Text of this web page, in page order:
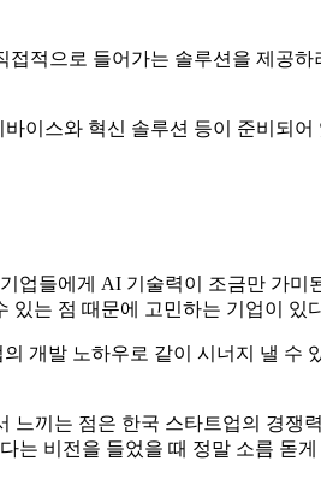
적으로 들어가는 솔루션을 제공
이스와 혁신 솔루션 등이 준비되
들에게 AI 기술력이 조금만 가
는 점 때문에 고민하는 기업이 있
개발 노하우로 같이 시너지 낼 수
끼는 점은 한국 스타트업의 경쟁
비전을 들었을 때 정말 소름 돋